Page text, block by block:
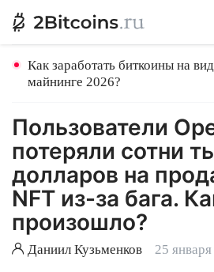
Как заработать биткоины на
майнинге 2026?
Пользователи
потеряли сотни
долларов на
NFT из-за бага.
произошло?
Даниил Кузьменков 25